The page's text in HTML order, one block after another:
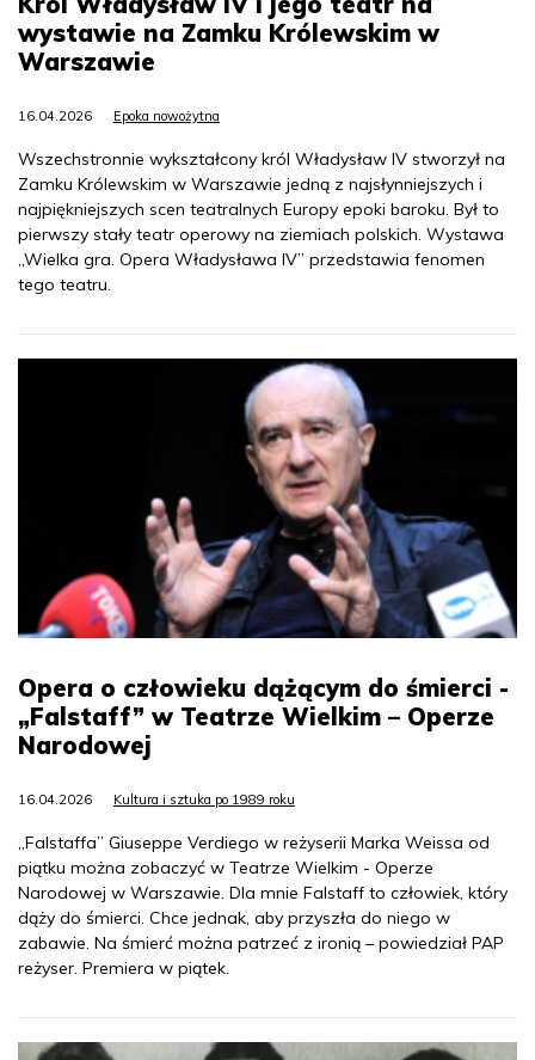
wystawie na Zamku Królewskim w
Warszawie
16.04.2026 Epoka nowożytna
Wszechstronnie wykształcony król Władysław IV stworzył na
Zamku Królewskim w Warszawie jedną z najsłynniejszych i
najpiękniejszych scen teatralnych Europy epoki baroku. Był to
pierwszy stały teatr operowy na ziemiach polskich. Wystawa
„Wielka gra. Opera Władysława IV” przedstawia fenomen
tego teatru.
Opera o człowieku dążącym do śmierci -
„Falstaff” w Teatrze Wielkim – Operze
Narodowej
16.04.2026 Kultura i sztuka po 1989 roku
„Falstaffa” Giuseppe Verdiego w reżyserii Marka Weissa od
piątku można zobaczyć w Teatrze Wielkim - Operze
Narodowej w Warszawie. Dla mnie Falstaff to człowiek, który
dąży do śmierci. Chce jednak, aby przyszła do niego w
zabawie. Na śmierć można patrzeć z ironią – powiedział PAP
reżyser. Premiera w piątek.